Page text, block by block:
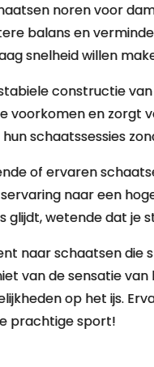
noren voor
balans en
snelheid willen
constructie
voorkomen en zorgt
schaatssessies
of ervaren
naar een
glijdt, wetende dat je
naar schaatsen
van de sensatie
op het ijs.
prachtige sport!